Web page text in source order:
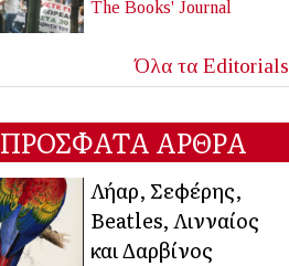
The Books' Journal
Όλα τα Editorials
ΠΡΟΣΦΑΤΑ ΑΡΘΡΑ
Λήαρ, Σεφέρης,
Beatles, Λινναίος
και Δαρβίνος